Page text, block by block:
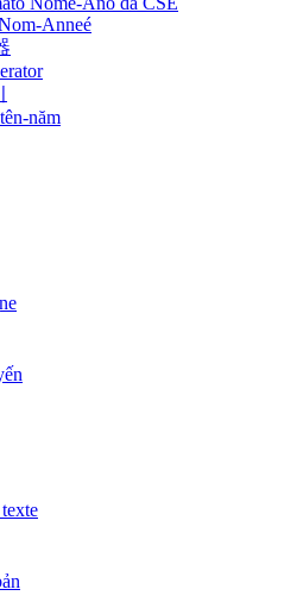
Anneé
năm